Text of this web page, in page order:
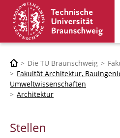
Die TU Braunschweig
Fakultät Architektur,
Umweltwissenschaften
Architektur
Stellen